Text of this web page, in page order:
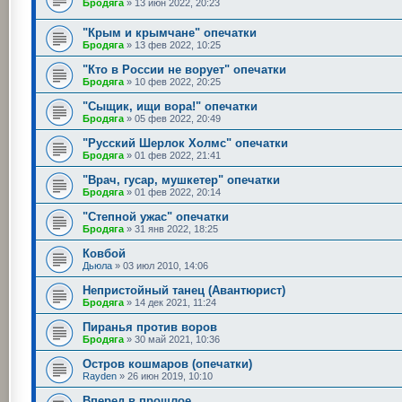
Бродяга » 13 июн 2022, 20:23
"Крым и крымчане" опечатки
Бродяга » 13 фев 2022, 10:25
"Кто в России не ворует" опечатки
Бродяга » 10 фев 2022, 20:25
"Сыщик, ищи вора!" опечатки
Бродяга » 05 фев 2022, 20:49
"Русский Шерлок Холмс" опечатки
Бродяга » 01 фев 2022, 21:41
"Врач, гусар, мушкетер" опечатки
Бродяга » 01 фев 2022, 20:14
"Степной ужас" опечатки
Бродяга » 31 янв 2022, 18:25
Ковбой
Дьюла » 03 июл 2010, 14:06
Непристойный танец (Авантюрист)
Бродяга » 14 дек 2021, 11:24
Пиранья против воров
Бродяга » 30 май 2021, 10:36
Остров кошмаров (опечатки)
Rayden » 26 июн 2019, 10:10